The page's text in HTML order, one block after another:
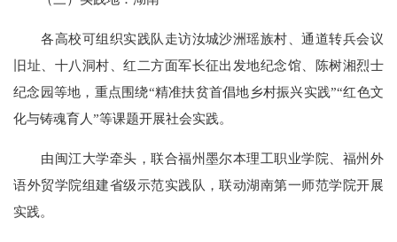
各高校可组织实践队走访汝城沙洲瑶族村、通道转兵会议
旧址、十八洞村、红二方面军长征出发地纪念馆、陈树湘烈士
纪念园等地，重点围绕“精准扶贫首倡地乡村振兴实践”“红色文
化与铸魂育人”等课题开展社会实践。
由闽江大学牵头，联合福州墨尔本理工职业学院、福州外
语外贸学院组建省级示范实践队，联动湖南第一师范学院开展
实践。